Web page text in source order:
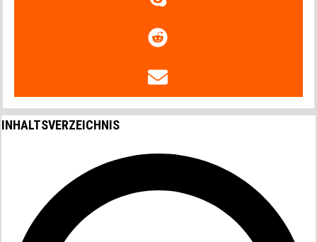
INHALTSVERZEICHNIS